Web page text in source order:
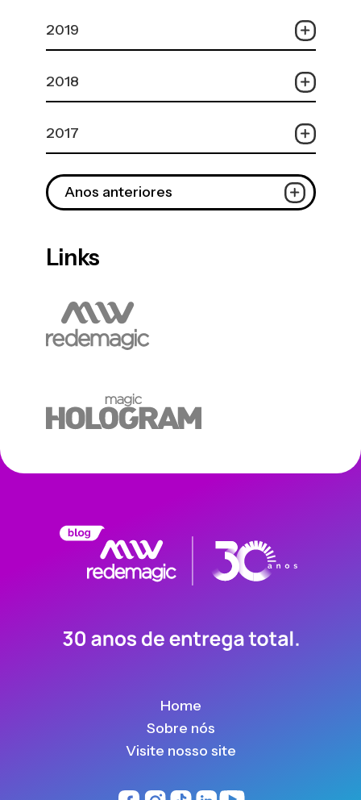
2019
2018
2017
Anos anteriores
Links
Home
Sobre nós
Visite nosso site